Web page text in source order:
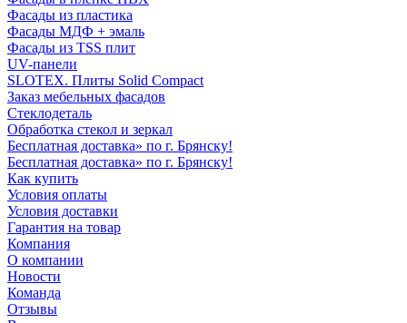
Фасады из пластика
Фасады МДФ + эмаль
Фасады из TSS плит
UV-панели
SLOTEX. Плиты Solid Compact
Заказ мебельных фасадов
Стеклодеталь
Обработка стекол и зеркал
Бесплатная доставка» по г. Брянску!
Бесплатная доставка» по г. Брянску!
Как купить
Условия оплаты
Условия доставки
Гарантия на товар
Компания
О компании
Новости
Команда
Отзывы